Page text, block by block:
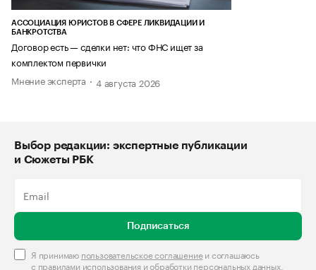
АССОЦИАЦИЯ ЮРИСТОВ В СФЕРЕ ЛИКВИДАЦИИ И
БАНКРОТСТВА
Договор есть — сделки нет: что ФНС ищет за
комплектом первички
Мнение эксперта
4 августа 2026
Выбор редакции: экспертные публикации
и Сюжеты РБК
Подписаться
Я принимаю пользовательское соглашениеи соглашаюсь
с правилами использования и обработки персональных данных.